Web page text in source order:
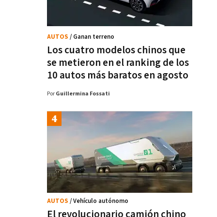
Los cuatro modelos chinos que
se metieron en el ranking de los
10 autos más baratos en agosto
AUTOS / Ganan terreno
Por Guillermina Fossati
El revolucionario camión chino
AUTOS / Vehículo autónomo